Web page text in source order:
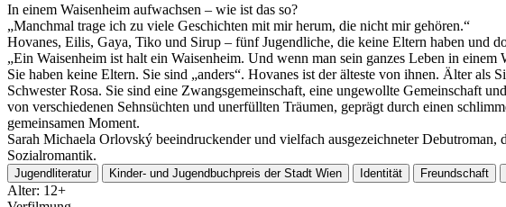
In einem Waisenheim aufwachsen – wie ist das so?
„Manchmal trage ich zu viele Geschichten mit mir herum, die nicht mir gehören.“
Hovanes, Eilis, Gaya, Tiko und Sirup – fünf Jugendliche, die keine Eltern haben und
„Ein Waisenheim ist halt ein Waisenheim. Und wenn man sein ganzes Leben in
Sie haben keine Eltern. Sie sind „anders“. Hovanes ist der älteste von ihnen. Älter
Schwester Rosa. Sie sind eine Zwangsgemeinschaft, eine ungewollte Gemeinschaft
von verschiedenen Sehnsüchten und unerfüllten Träumen, geprägt durch einen
gemeinsamen Moment.
Sarah Michaela Orlovský beeindruckender und vielfach ausgezeichneter
Sozialromantik.
Jugendliteratur Kinder- und Jugendbuchpreis der Stadt Wien Identität Freundschaft
Alter: 12+